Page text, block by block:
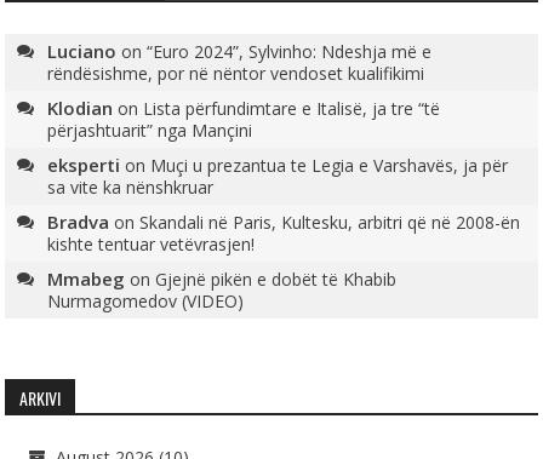
Luciano on“Euro 2024”, Sylvinho: Ndeshja më e
rëndësishme, por në nëntor vendoset kualifikimi
Klodian on Lista përfundimtare e Italisë, ja tre “të
përjashtuarit” nga Mançini
eksperti on Muçi u prezantua te Legia e Varshavës, ja për
sa vite ka nënshkruar
Bradva onSkandali në Paris, Kultesku, arbitri që në 2008-ën
kishte tentuar vetëvrasjen!
Mmabeg onGjejnë pikën e dobët të Khabib
Nurmagomedov (VIDEO)
ARKIVI